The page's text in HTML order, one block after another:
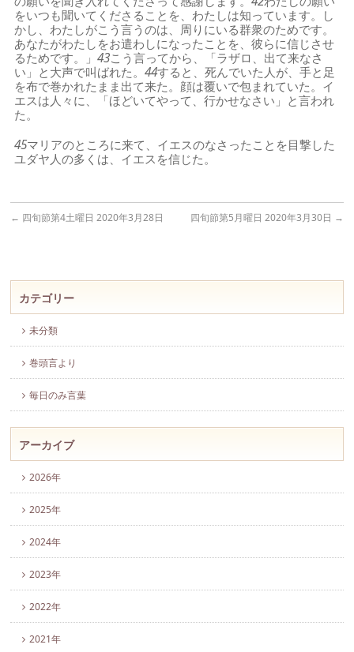
をいつも聞いてくださることを、わたしは知っています。し
かし、わたしがこう言うのは、周りにいる群衆のためです。
あなたがわたしをお遣わしになったことを、彼らに信じさせ
るためです。」43こう言ってから、「ラザロ、出て来なさ
い」と大声で叫ばれた。44すると、死んでいた人が、手と足
を布で巻かれたまま出て来た。顔は覆いで包まれていた。イ
エスは人々に、「ほどいてやって、行かせなさい」と言われ
た。
45マリアのところに来て、イエスのなさったことを目撃した
ユダヤ人の多くは、イエスを信じた。
← 四旬節第4土曜日 2020年3月28日 四旬節第5月曜日 2020年3月30日 →
カテゴリー
未分類
巻頭言より
毎日のみ言葉
アーカイブ
2026年
2025年
2024年
2023年
2022年
2021年